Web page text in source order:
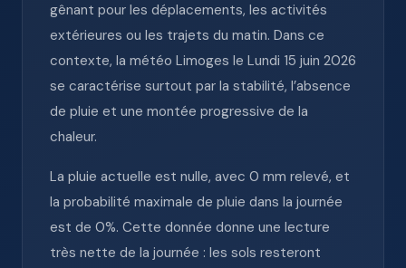
gênant pour les déplacements, les activités
extérieures ou les trajets du matin. Dans ce
contexte, la météo Limoges le Lundi 15 juin 2026
se caractérise surtout par la stabilité, l’absence
de pluie et une montée progressive de la
chaleur.
La pluie actuelle est nulle, avec 0 mm relevé, et
la probabilité maximale de pluie dans la journée
est de 0%. Cette donnée donne une lecture
très nette de la journée : les sols resteront